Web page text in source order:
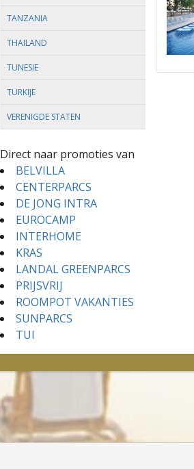
TANZANIA
THAILAND
TUNESIE
TURKIJE
VERENIGDE STATEN
Direct naar promoties van
BELVILLA
CENTERPARCS
DE JONG INTRA
EUROCAMP
INTERHOME
KRAS
LANDAL GREENPARCS
PRIJSVRIJ
ROOMPOT VAKANTIES
SUNPARCS
TUI